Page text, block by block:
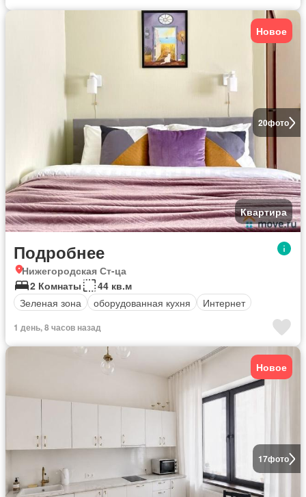
20фото
Новое
Квартира
Подробнее
Нижегородская Ст-ца
2 Комнаты
44 кв.м
Зеленая зона
оборудованная кухня Интернет
1 день, 8 часов назад
17фото
Новое